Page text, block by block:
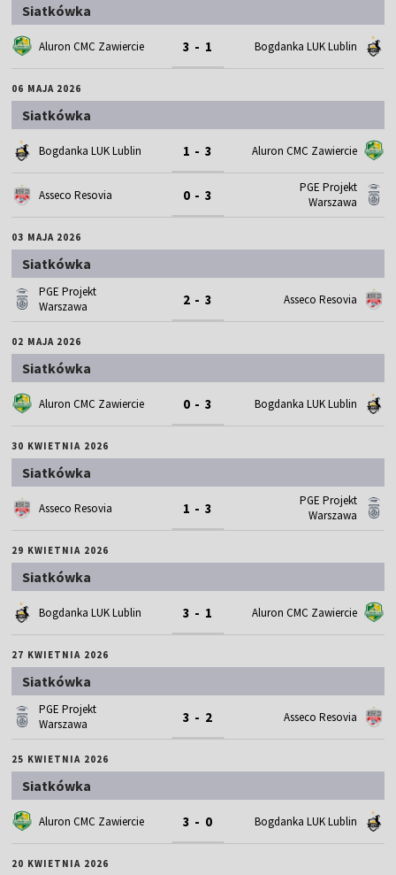
Siatkówka
Aluron CMC Zawiercie 3 - 1 Bogdanka LUK Lublin
06 MAJA 2026
Siatkówka
Bogdanka LUK Lublin 1 - 3 Aluron CMC Zawiercie
Asseco Resovia 0 - 3
PGE Projekt
Warszawa
03 MAJA 2026
Siatkówka
PGE Projekt
Warszawa
2 - 3 Asseco Resovia
02 MAJA 2026
Siatkówka
Aluron CMC Zawiercie 0 - 3 Bogdanka LUK Lublin
30 KWIETNIA 2026
Siatkówka
Asseco Resovia 1 - 3
PGE Projekt
Warszawa
29 KWIETNIA 2026
Siatkówka
Bogdanka LUK Lublin 3 - 1 Aluron CMC Zawiercie
27 KWIETNIA 2026
Siatkówka
PGE Projekt
Warszawa
3 - 2 Asseco Resovia
25 KWIETNIA 2026
Siatkówka
Aluron CMC Zawiercie 3 - 0 Bogdanka LUK Lublin
20 KWIETNIA 2026